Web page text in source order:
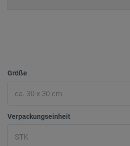
Größe
Verpackungseinheit